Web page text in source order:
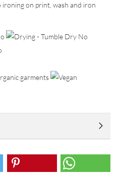
on print, wash and iron